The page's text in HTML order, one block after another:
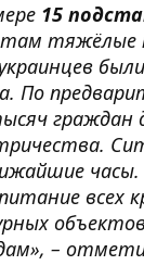
15
тяжёлые
По
граждан
всех
–